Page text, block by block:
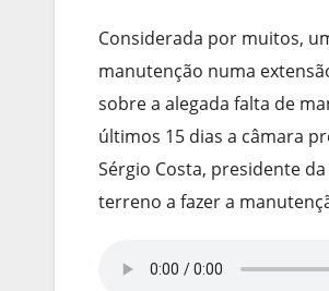
Considerada por muitos,
manutenção numa
sobre a alegada falta de
últimos 15 dias a câmara
Sérgio Costa, presidente
terreno a fazer a